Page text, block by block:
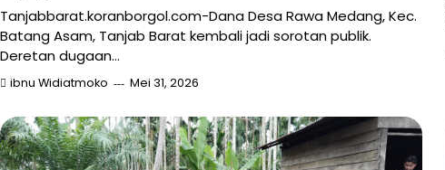
Tanjabbarat.koranborgol.com-Dana Desa Rawa Medang, Kec.
Batang Asam, Tanjab Barat kembali jadi sorotan publik.
Deretan dugaan…
ibnu Widiatmoko Mei 31, 2026